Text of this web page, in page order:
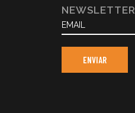
NEWSLETTER